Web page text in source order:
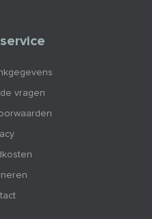
vragen